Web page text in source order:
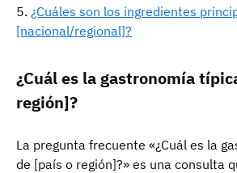
¿Cuáles son los ingredientes
[nacional/regional]?
¿Cuál es la gastronomía
región]?
La pregunta frecuente «¿Cuál es la
de [país o región]?» es una consulta